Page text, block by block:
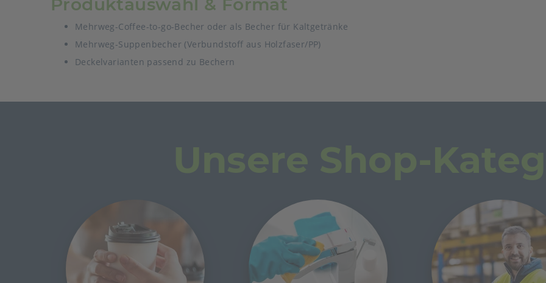
Produktauswahl & Format
Mehrweg-Coffee-to-go-Becher oder als Becher für Kaltgetränke
Mehrweg-Suppenbecher (Verbundstoff aus Holzfaser/PP)
Deckelvarianten passend zu Bechern